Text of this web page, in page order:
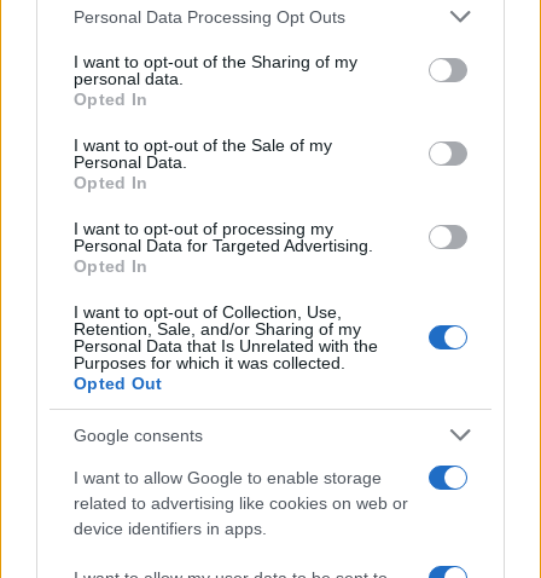
Please note that this website/app uses one or more Google
not limited to your visit or usage behaviour. You may click to
grant or deny consent to Google and its third-party tags to
use your data for below specified purposes in below Google
consent section.
Personal Data Processing Opt Outs
I want to opt-out of the Sharing of my
personal data.
Opted In
I want to opt-out of the Sale of my
Personal Data.
Opted In
I want to opt-out of processing my
Personal Data for Targeted Advertising.
Opted In
I want to opt-out of Collection, Use,
Retention, Sale, and/or Sharing of my
Personal Data that Is Unrelated with the
Purposes for which it was collected.
Opted Out
Google consents
I want to allow Google to enable storage
related to advertising like cookies on web or
device identifiers in apps.
Πιο δημοφιλή
Κωνσταντίνος Αργυρός και Αλεξάνδρα
Νίκα κάνουν διακοπές με πολυτελές γιοτ
Η Άννα Βίσση ξετρελάθηκε με μπάντα που
έπαιζε Τσιτσάνη στο Φισκάρδο και τους
Θρήνος για τον Λιονέλ Μέσι – Πέθανε ο
πατέρας του, Χόρχε
Ελίζαμπεθ Ελέτσι και Νεκτάριος Λεμονίδης
πήγαν στον Άγιο Νεκτάριο Βούλας για να
πάρουν την ευχή για τον γιο τους
Ηφαίστειο Σαντορίνης: Ένας 15χρονος που
δεν πρόλαβε να ξεφύγει από το τσουνάμι
μπορεί να αλλάξει τη χρονολογία της
προϊστορικής έκρηξης
Πιο σχολιασμένα